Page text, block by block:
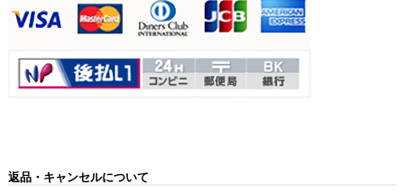
返品・キャンセルについて